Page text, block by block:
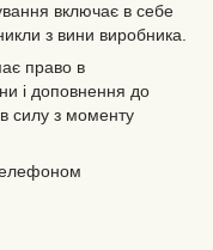
включає в себе
з вини виробника.
право в
і доповнення до
силу з моменту